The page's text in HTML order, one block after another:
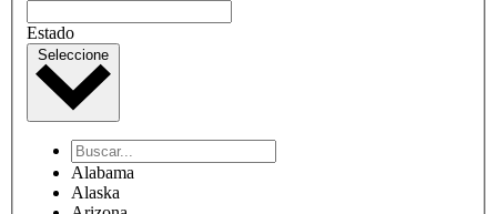
Estado
Seleccione
Alabama
Alaska